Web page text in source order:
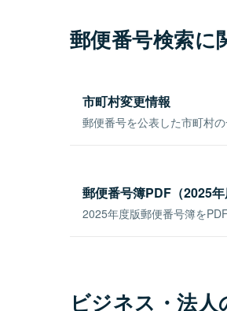
郵便番号検索に
市町村変更情報
郵便番号を公表した市町村
郵便番号簿PDF（2025年
2025年度版郵便番号簿を
ビジネス・法